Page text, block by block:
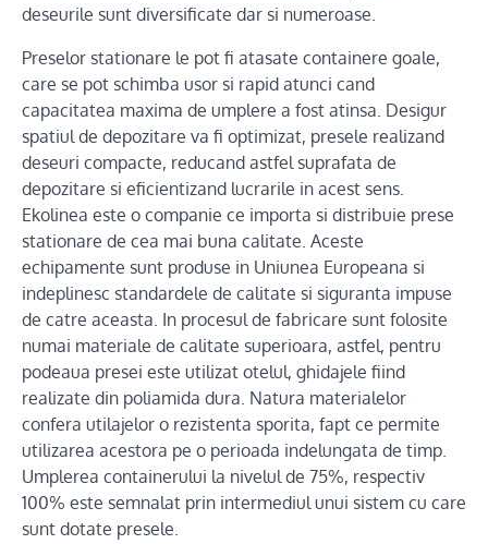
deseurile sunt diversificate dar si numeroase.
Preselor stationare le pot fi atasate containere goale,
care se pot schimba usor si rapid atunci cand
capacitatea maxima de umplere a fost atinsa. Desigur
spatiul de depozitare va fi optimizat, presele realizand
deseuri compacte, reducand astfel suprafata de
depozitare si eficientizand lucrarile in acest sens.
Ekolinea este o companie ce importa si distribuie prese
stationare de cea mai buna calitate. Aceste
echipamente sunt produse in Uniunea Europeana si
indeplinesc standardele de calitate si siguranta impuse
de catre aceasta. In procesul de fabricare sunt folosite
numai materiale de calitate superioara, astfel, pentru
podeaua presei este utilizat otelul, ghidajele fiind
realizate din poliamida dura. Natura materialelor
confera utilajelor o rezistenta sporita, fapt ce permite
utilizarea acestora pe o perioada indelungata de timp.
Umplerea containerului la nivelul de 75%, respectiv
100% este semnalat prin intermediul unui sistem cu care
sunt dotate presele.